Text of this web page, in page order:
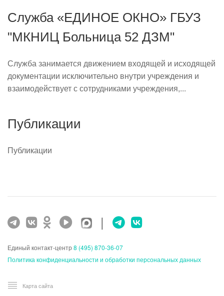
Служба «ЕДИНОЕ ОКНО» ГБУЗ
"МКНИЦ Больница 52 ДЗМ"
Служба занимается движением входящей и исходящей
документации исключительно внутри учреждения и
взаимодействует с сотрудниками учреждения,...
Публикации
Публикации
|
Единый контакт-центр 8 (495) 870-36-07
Политика конфиденциальности и обработки персональных данных
Карта сайта